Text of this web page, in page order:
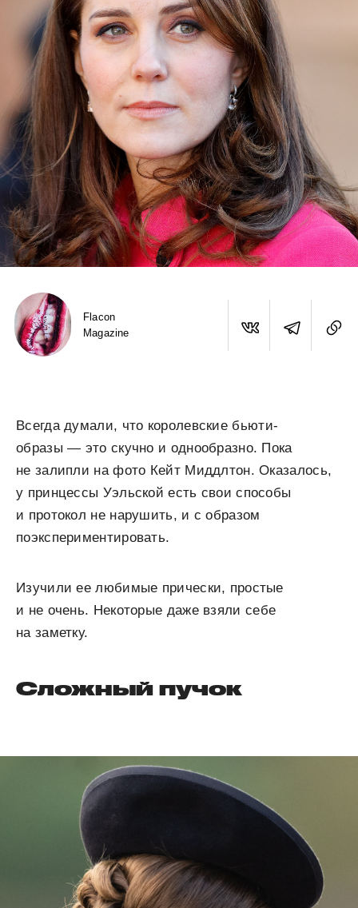
Flacon
Magazine
Всегда думали, что королевские бьюти-
образы — это скучно и однообразно. Пока
не залипли на фото Кейт Миддлтон. Оказалось,
у принцессы Уэльской есть свои способы
и протокол не нарушить, и с образом
поэкспериментировать.
Изучили ее любимые прически, простые
и не очень. Некоторые даже взяли себе
на заметку.
Сложный пучок